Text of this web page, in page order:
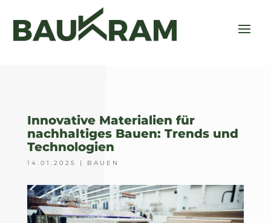
Innovative Materialien für
nachhaltiges Bauen: Trends und
Technologien
14.01.2025 | BAUEN